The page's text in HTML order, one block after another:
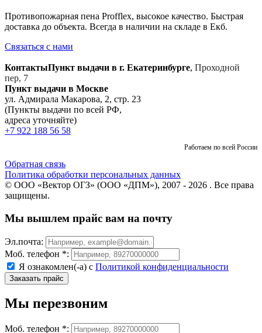
Противопожарная пена Profflex, высокое качество. Быстрая
доставка до объекта. Всегда в наличии на складе в Екб.
Связаться с нами
КонтактыПункт выдачи в г. Екатеринбурге, Проходной
пер, 7
Пункт выдачи в Москве
ул. Адмирала Макарова, 2, стр. 23
(Пункты выдачи по всей РФ,
адреса уточняйте)
+7 922 188 56 58
Работаем по всей России
Обратная связь
Политика обработки персональных данных
© ООО «Вектор ОГЗ» (ООО «ДПМ»), 2007 - 2026 . Все права
защищены.
Мы вышлем прайс вам на почту
Эл.почта:
Моб. телефон *:
Я ознакомлен(-а) с Политикой конфиденциальности
Мы перезвоним
Моб. телефон *: